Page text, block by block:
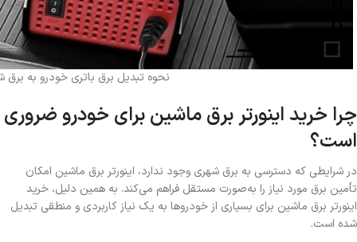
نحوه تبدیل برق باتری خودرو به
چرا خرید اینورتر برق ماشین برای خودرو ضروری
است؟
در شرایطی که دسترسی به برق شهری وجود ندارد، اینورتر برق ماشین امکان
تأمین برق مورد نیاز را به‌صورت مستقل فراهم می‌کند. به همین دلیل، خرید
اینورتر برق ماشین برای بسیاری از خودروها به یک نیاز کاربردی و منطقی تبدیل
شده است.